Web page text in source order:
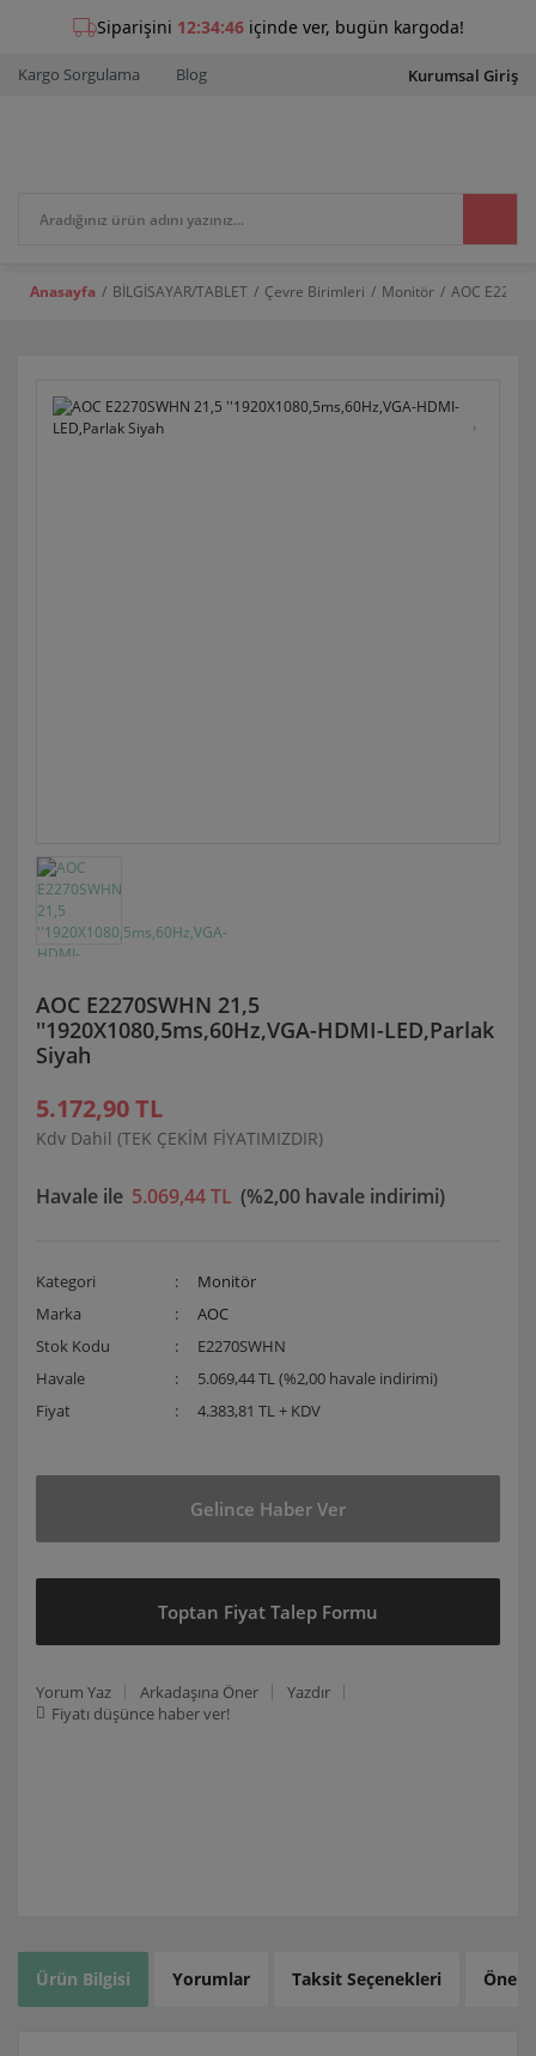
Kargo Sorgulama Blog Kurumsal Giriş
Anasayfa BİLGİSAYAR/TABLET Çevre Birimleri Monitör AOC
AOC E2270SWHN 21,5
''1920X1080,5ms,60Hz,VGA-HDMI-LED,Parlak
Siyah
5.172,90 TL
Kdv Dahil (TEK ÇEKİM FİYATIMIZDIR)
Havale ile 5.069,44 TL (%2,00 havale indirimi)
Kategori
Monitör
Marka
AOC
Stok Kodu
E2270SWHN
Havale
5.069,44 TL (%2,00 havale indirimi)
Fiyat
4.383,81 TL + KDV
Gelince Haber Ver
Toptan Fiyat Talep Formu
Yorum Yaz Arkadaşına Öner
Yazdır
Fiyatı düşünce haber ver!
Ürün Bilgisi Yorumlar Taksit Seçenekleri